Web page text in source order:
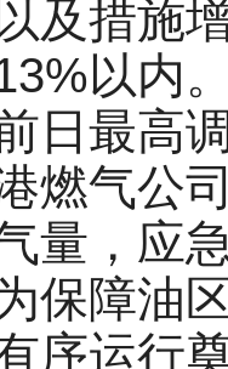
及措施
以内
日最高
燃气公
量，应
保障油
序运行